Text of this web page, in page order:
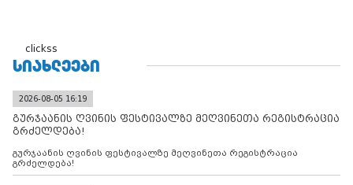
clickss
ᲡᲘᲐᲮᲚᲔᲔᲑᲘ
2026-08-05 16:19
გურჯაანის ღვინის ფესტივალზე მეღვინეთა რეგისტრაცია
გრძელდება!
გურჯაანის ღვინის ფესტივალზე მეღვინეთა რეგისტრაცია
გრძელდება!